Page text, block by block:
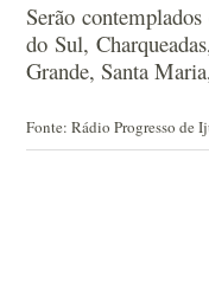
Serão
do Sul,
Grande, Santa
Fonte: Rádio Progresso de